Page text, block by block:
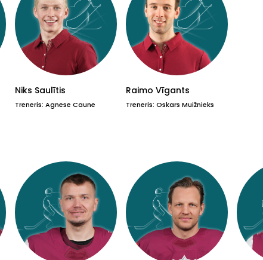
Niks Saulītis
Treneris: Agnese Caune
Raimo Vīgants
Treneris: Oskars Muižnieks